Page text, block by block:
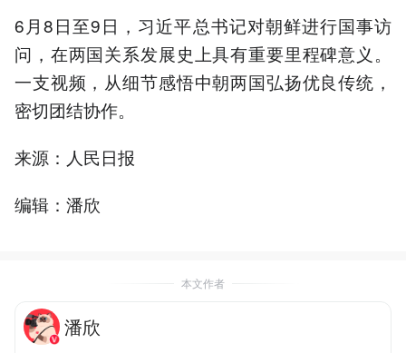
6月8日至9日，习近平总书记对朝鲜进行国事访
问，在两国关系发展史上具有重要里程碑意义。
一支视频，从细节感悟中朝两国弘扬优良传统，
密切团结协作。
来源：人民日报
编辑：潘欣
本文作者
潘欣